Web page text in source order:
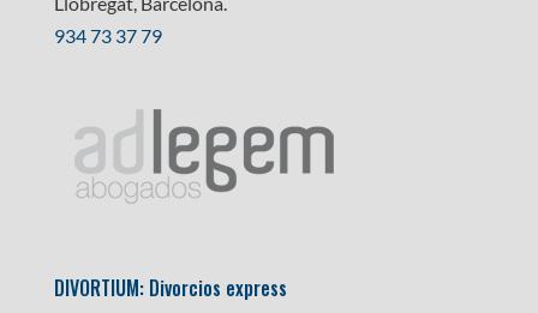
934 73 37 79
DIVORTIUM: Divorcios express